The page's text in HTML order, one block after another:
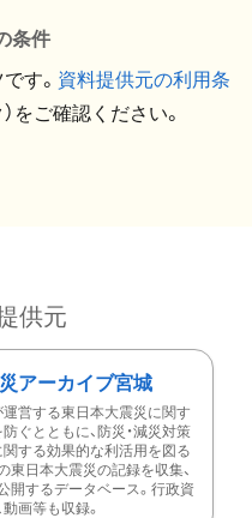
条件
す。 資料提供元の利用条
をご確認ください。
供元
アーカイブ宮城
営する東日本大震災に関す
ぐとともに、防災・減災対策
する効果的な利活用を図る
東日本大震災の記録を収集、
開するデータベース。行政資
動画等も収録。